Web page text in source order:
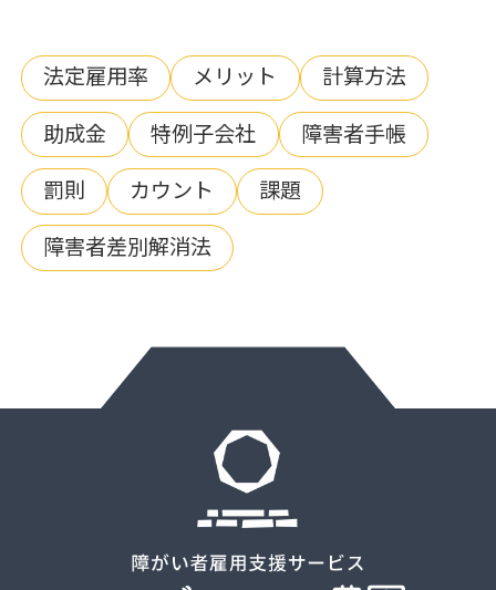
法定雇用率 メリット 計算方法
助成金 特例子会社 障害者手帳
罰則 カウント 課題
障害者差別解消法